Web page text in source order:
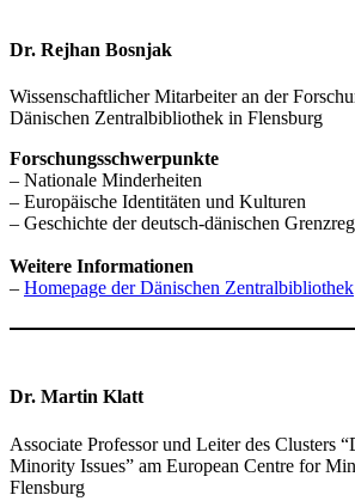
Dr. Rejhan Bosnjak
Wissenschaftlicher Mitarbeiter an der
Dänischen Zentralbibliothek in Flensburg
Forschungsschwerpunkte
– Nationale Minderheiten
– Europäische Identitäten und Kulturen
– Geschichte der deutsch-dänischen
Weitere Informationen
– Homepage der Dänischen Zentralbibliothek
Dr. Martin Klatt
Associate Professor und Leiter des Clusters
Minority Issues” am European Centre for
Flensburg